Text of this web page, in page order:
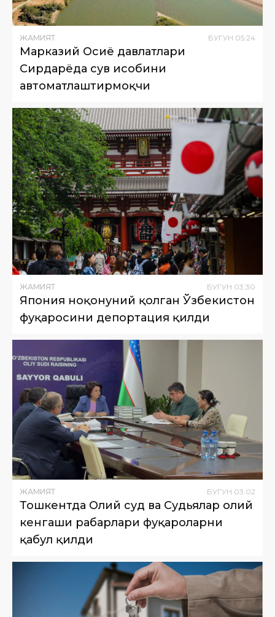
ЖАМИЯТ БУГУН 05:24
Марказий Осиё давлатлари
Сирдарёда сув ҳисобини
автоматлаштирмоқчи
ЖАМИЯТ БУГУН 03:30
Япония ноқонуний қолган Ўзбекистон
фуқаросини депортация қилди
ЖАМИЯТ БУГУН 03:02
Тошкентда Олий суд ва Судьялар олий
кенгаши раҳбарлари фуқароларни
қабул қилди